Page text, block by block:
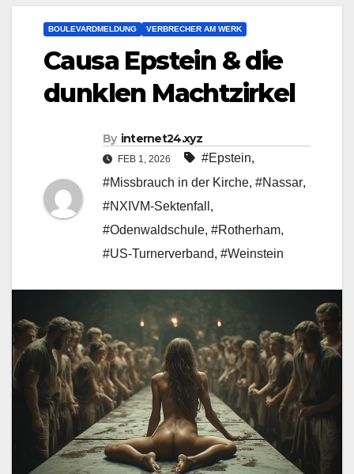
BOULEVARDMELDUNG VERBRECHER AM WERK
Causa Epstein & die
dunklen Machtzirkel
By internet24.xyz
FEB 1, 2026 #Epstein,
#Missbrauch in der Kirche, #Nassar,
#NXIVM-Sektenfall ,
#Odenwaldschule, #Rotherham,
#US-Turnerverband, #Weinstein